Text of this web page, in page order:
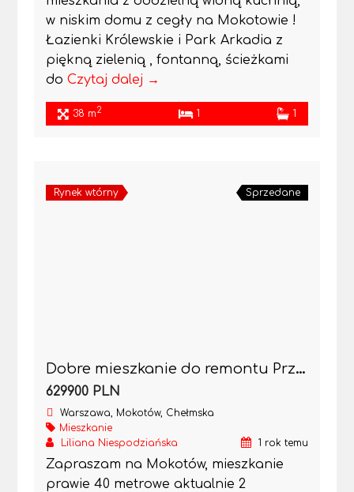
w niskim domu z cegły na Mokotowie !
Łazienki Królewskie i Park Arkadia z
piękną zielenią , fontanną, ścieżkami
do Czytaj dalej →
38 m2 1 1
Rynek wtórny Sprzedane
Dobre mieszkanie do remontu Przy Morskim Oku
629900 PLN
Warszawa, Mokotów, Chełmska
Mieszkanie
Liliana Niespodziańska
1 rok temu
Zapraszam na Mokotów, mieszkanie
prawie 40 metrowe aktualnie 2